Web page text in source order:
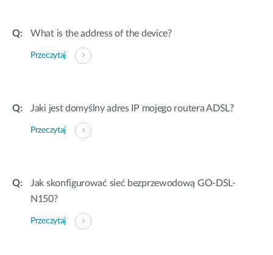
What is the address of the device?
Przeczytaj
Jaki jest domyślny adres IP mojego routera ADSL?
Przeczytaj
Jak skonfigurować sieć bezprzewodową GO-DSL-
N150?
Przeczytaj